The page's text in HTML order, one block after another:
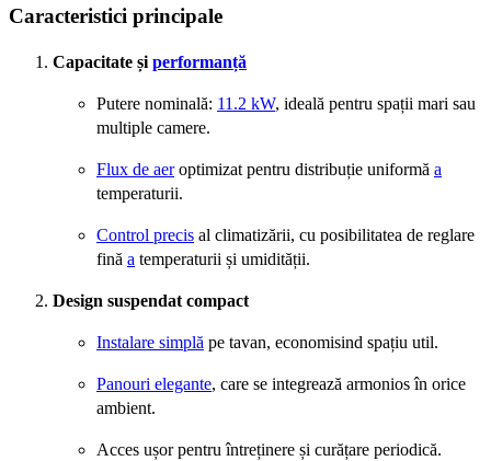
Caracteristici principale
Capacitate șiperformanță
Putere nominală: 11.2 kW, ideală pentru spații mari sau
multiple camere.
Flux de aeroptimizat pentru distribuție uniformă a
temperaturii.
Control precis al climatizării, cu posibilitatea de reglare
fină a temperaturii și umidității.
Design suspendat compact
Instalare simplă pe tavan, economisind spațiu util.
Panouri elegante, care se integrează armonios în orice
ambient.
Acces ușor pentru întreținere și curățare periodică.